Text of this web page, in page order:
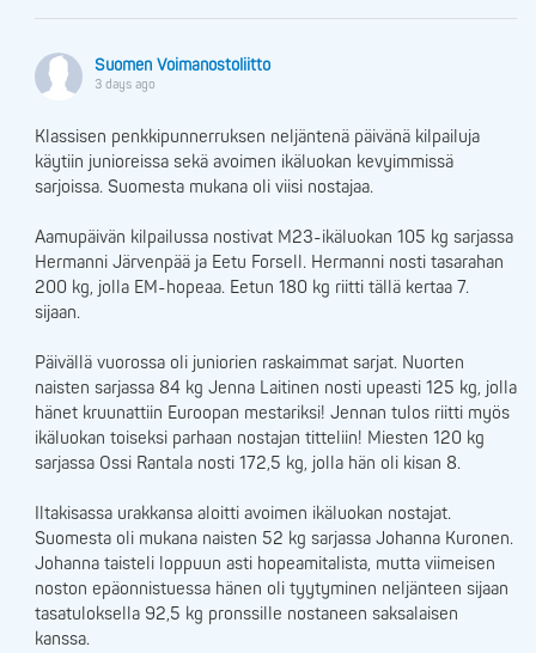
Suomen Voimanostoliitto
3 days ago
Klassisen penkkipunnerruksen neljäntenä päivänä kilpailuja
käytiin junioreissa sekä avoimen ikäluokan kevyimmissä
sarjoissa. Suomesta mukana oli viisi nostajaa.
Aamupäivän kilpailussa nostivat M23-ikäluokan 105 kg sarjassa
Hermanni Järvenpää ja Eetu Forsell. Hermanni nosti tasarahan
200 kg, jolla EM-hopeaa. Eetun 180 kg riitti tällä kertaa 7.
sijaan.
Päivällä vuorossa oli juniorien raskaimmat sarjat. Nuorten
naisten sarjassa 84 kg Jenna Laitinen nosti upeasti 125 kg, jolla
hänet kruunattiin Euroopan mestariksi! Jennan tulos riitti myös
ikäluokan toiseksi parhaan nostajan titteliin! Miesten 120 kg
sarjassa Ossi Rantala nosti 172,5 kg, jolla hän oli kisan 8.
Iltakisassa urakkansa aloitti avoimen ikäluokan nostajat.
Suomesta oli mukana naisten 52 kg sarjassa Johanna Kuronen.
Johanna taisteli loppuun asti hopeamitalista, mutta viimeisen
noston epäonnistuessa hänen oli tyytyminen neljänteen sijaan
tasatuloksella 92,5 kg pronssille nostaneen saksalaisen
kanssa.